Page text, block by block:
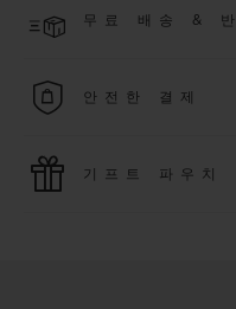
더 알아보기
다. *재고 상황에 따라 달라
무료 배송 & 반
을 누려보세요
안전한 결제
모든 제품은 빠르고 안전하
기프트 파우치